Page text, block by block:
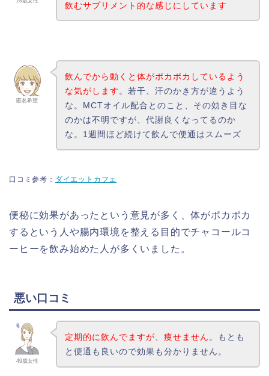
飲むサプリメント的な感じにしています
匿名希望
飲んでから動くと体がポカポカしているよう
な気がします。若干、汗のかき方が違うよう
な。MCTオイル配合とのこと、その効き目な
のかは不明ですが、代謝良くなってるのか
な。1週間ほど続けて飲んで便通はスムーズ
口コミ参考： ダイエットカフェ
便秘に効果があったという意見が多く、体がポカポカ
するという人や腸内環境を整える目的でチャコールコ
ーヒーを飲み始めた人が多くいました。
悪い口コミ
49歳女性
定期的に飲んでますが、痩せません。もとも
と便通も良いので効果も分かりません。